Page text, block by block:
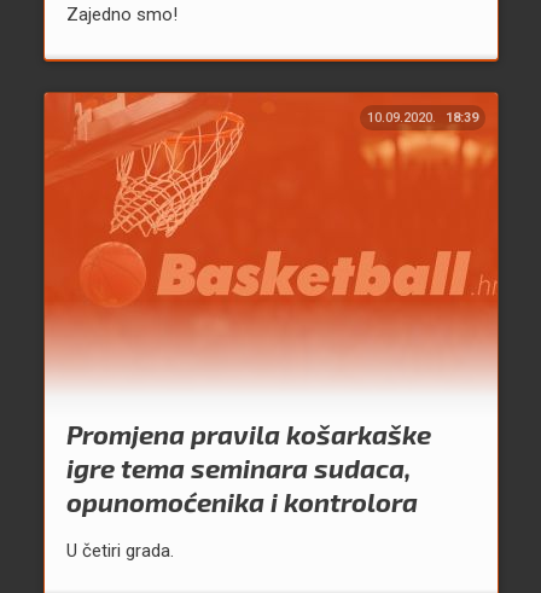
Zajedno smo!
10.09.2020. 18:39
Promjena pravila košarkaške
igre tema seminara sudaca,
opunomoćenika i kontrolora
U četiri grada.